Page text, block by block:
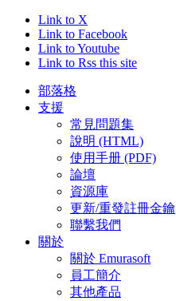
Link to X
Link to Facebook
Link to Youtube
Link to Rss this site
部落格
支援
常見問題集
說明 (HTML)
使用手册 (PDF)
論壇
資源庫
更新/重發註冊金鑰
聯繫我們
關於
關於 Emurasoft
員工簡介
其他產品